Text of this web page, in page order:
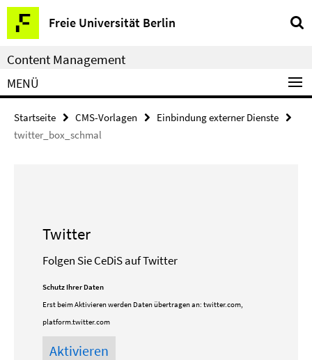
Freie Universität Berlin
Service-
Navigation
Content Management
MENÜ
Startseite CMS-Vorlagen
Einbindung externer Dienste
twitter_box_schmal
Twitter
Folgen Sie CeDiS auf Twitter
Schutz Ihrer Daten
Erst beim Aktivieren werden Daten übertragen an: twitter.com,
platform.twitter.com